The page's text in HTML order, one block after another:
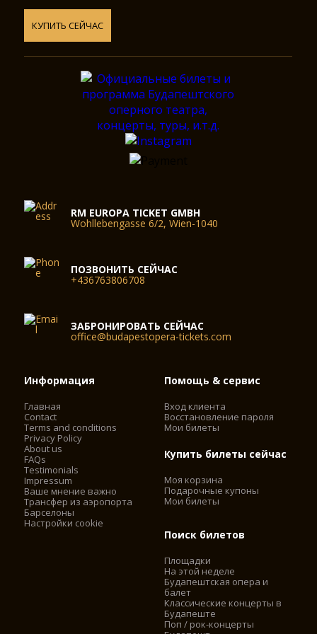
КУПИТЬ СЕЙЧАС
RM EUROPA TICKET GMBH
Wohllebengasse 6/2, Wien-1040
ПОЗВОНИТЬ СЕЙЧАС
+436763806708
ЗАБРОНИРОВАТЬ СЕЙЧАС
office@budapestopera-tickets.com
Информация
Главная
Contact
Terms and conditions
Privacy Policy
About us
FAQs
Testimonials
Impressum
Ваше мнение важно
Трансфер из аэропорта
Барселоны
Настройки cookie
Помощь & сервис
Вход клиента
Восстановление пароля
Мои билеты
Купить билеты сейчас
Моя корзина
Подарочные купоны
Мои билеты
Поиск билетов
Площадки
На этой неделе
Будапештская опера и
балет
Классические концерты в
Будапеште
Поп / рок-концерты